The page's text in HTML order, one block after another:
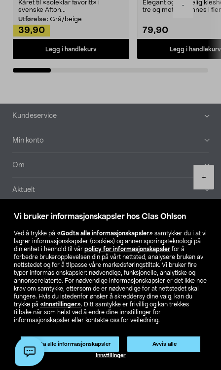
Vi bruker informasjonskapsler hos Clas Ohlson
Ved å trykke på «Godta alle informasjonskapsler» samtykker du i at vi
lagrer informasjonskapsler (cookies) og annen sporingsteknologi på
din enhet i henhold til vår policy for informasjonskapsler for å
forbedre brukeropplevelsen din på vårt nettsted, analysere bruken av
nettstedet og for å tilpasse våre markedsføringstiltak. Vi bruker fire
typer informasjonskapsler: nødvendige, funksjonelle, analytiske og
annonserelaterte. For nødvendige informasjonskapsler er det ikke noe
krav om samtykke, ettersom de er nødvendige for at nettstedet skal
fungere. Hvis du istedenfor ønsker å skreddersy dine valg, kan du
trykke på «Innstillinger». Ditt samtykke er frivillig og kan trekkes
tilbake når som helst ved å endre dine innstillinger for
informasjonskapsler eller kontakte oss for veiledning.
Godta alle informasjonskapsler Avvis alle
Innstillinger
-
+
Legg i handlekurv
Kåret til «soleklar favoritt» i
svenske Afton...
Utførelse: Grå/beige
39,90
Legg i handlekurv
Elegant og skikkelig
tre og metall – finnes i
79,90
Legg i handlekurv
Bunntekst
Kundeservice
Min konto
Om
Aktuelt
Våre selskaper
Finn din butikk
SE NO FI
Endre til priser ekskl. moms